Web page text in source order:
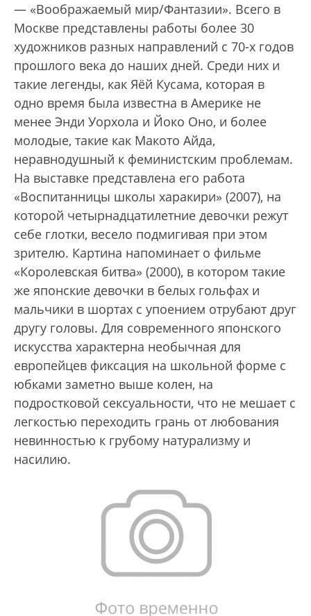
— «Воображаемый мир/Фантазии». Всего в
Москве представлены работы более 30
художников разных направлений с 70-х годов
прошлого века до наших дней. Среди них и
такие легенды, как Яёй Кусама, которая в
одно время была известна в Америке не
менее Энди Уорхола и Йоко Оно, и более
молодые, такие как Макото Айда,
неравнодушный к феминистским проблемам.
На выставке представлена его работа
«Воспитанницы школы харакири» (2007), на
которой четырнадцатилетние девочки режут
себе глотки, весело подмигивая при этом
зрителю. Картина напоминает о фильме
«Королевская битва» (2000), в котором такие
же японские девочки в белых гольфах и
мальчики в шортах с упоением отрубают друг
другу головы. Для современного японского
искусства характерна необычная для
европейцев фиксация на школьной форме с
юбками заметно выше колен, на
подростковой сексуальности, что не мешает с
легкостью переходить грань от любования
невинностью к грубому натурализму и
насилию.